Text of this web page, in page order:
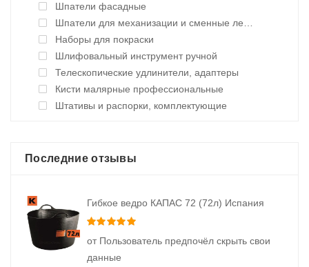
Шпатели фасадные
Шпатели для механизации и сменные лезвия
Наборы для покраски
Шлифовальный инструмент ручной
Телескопические удлинители, адаптеры
Кисти малярные профессиональные
Штативы и распорки, комплектующие
Последние отзывы
Гибкое ведро КАПАС 72 (72л) Испания
от Пользователь предпочёл скрыть свои
данные